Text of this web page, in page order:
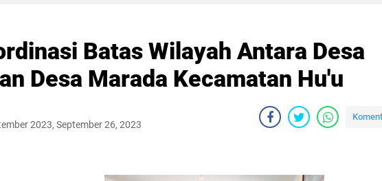
Batas Wilayah Antara Desa
Desa Marada Kecamatan Hu'u
2023, September 26, 2023